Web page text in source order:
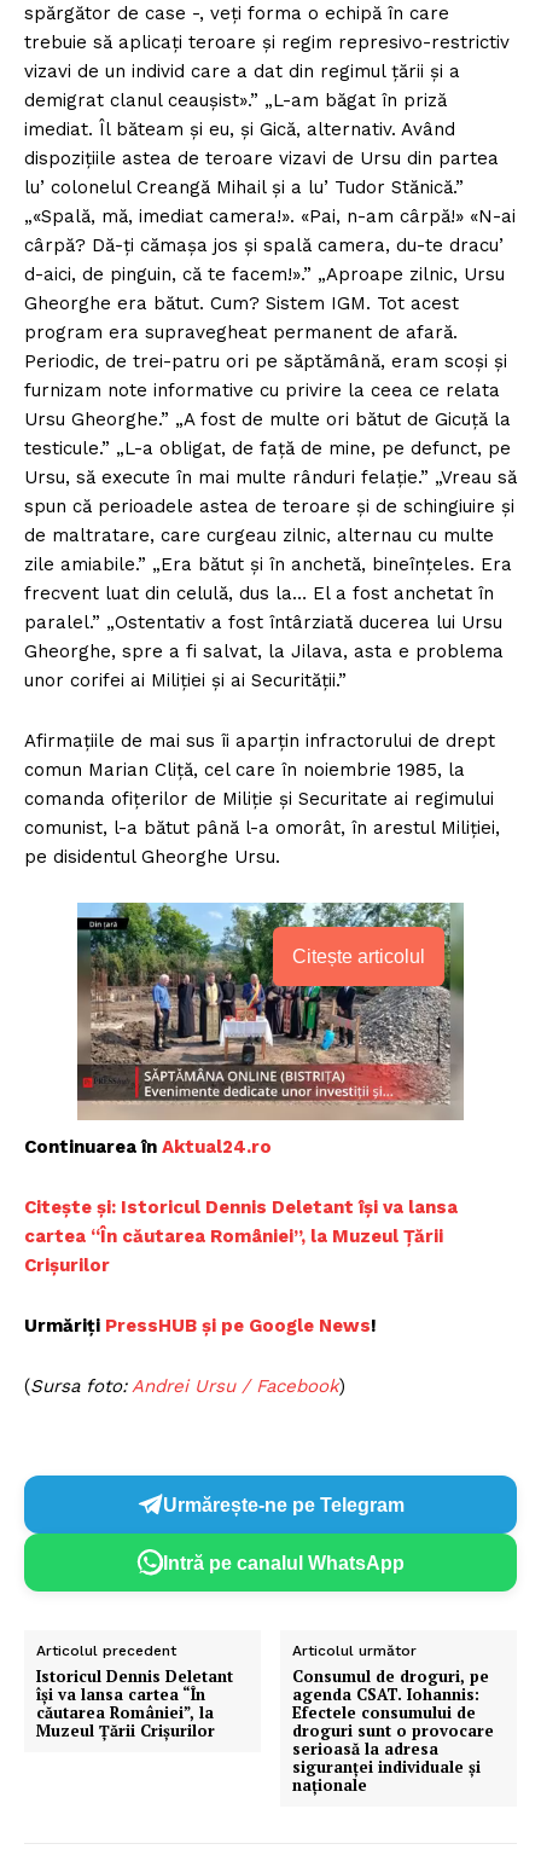
spărgător de case -, veți forma o echipă în care
trebuie să aplicați teroare și regim represivo-restrictiv
vizavi de un individ care a dat din regimul țării și a
demigrat clanul ceaușist».” „L-am băgat în priză
imediat. Îl băteam și eu, și Gică, alternativ. Având
dispozițiile astea de teroare vizavi de Ursu din partea
lu’ colonelul Creangă Mihail și a lu’ Tudor Stănică.”
„«Spală, mă, imediat camera!». «Pai, n-am cârpă!» «N-ai
cârpă? Dă-ți cămașa jos și spală camera, du-te dracu’
d-aici, de pinguin, că te facem!».” „Aproape zilnic, Ursu
Gheorghe era bătut. Cum? Sistem IGM. Tot acest
program era supravegheat permanent de afară.
Periodic, de trei-patru ori pe săptămână, eram scoși și
furnizam note informative cu privire la ceea ce relata
Ursu Gheorghe.” „A fost de multe ori bătut de Gicuță la
testicule.” „L-a obligat, de față de mine, pe defunct, pe
Ursu, să execute în mai multe rânduri felație.” „Vreau să
spun că perioadele astea de teroare și de schingiuire și
de maltratare, care curgeau zilnic, alternau cu multe
zile amiabile.” „Era bătut și în anchetă, bineînțeles. Era
frecvent luat din celulă, dus la… El a fost anchetat în
paralel.” „Ostentativ a fost întârziată ducerea lui Ursu
Gheorghe, spre a fi salvat, la Jilava, asta e problema
unor corifei ai Miliției și ai Securității.”
Afirmațiile de mai sus îi aparțin infractorului de drept
comun Marian Cliță, cel care în noiembrie 1985, la
comanda ofițerilor de Miliție și Securitate ai regimului
comunist, l-a bătut până l-a omorât, în arestul Miliției,
pe disidentul Gheorghe Ursu.
Citește articolul
Continuarea în Aktual24.ro
Citește și: Istoricul Dennis Deletant își va lansa
cartea “În căutarea României”, la Muzeul Ţării
Crişurilor
Urmăriți PressHUB și pe Google News!
(Sursa foto:Andrei Ursu / Facebook)
Urmărește-ne pe Telegram
Intră pe canalul WhatsApp
Articolul precedent
Istoricul Dennis Deletant
își va lansa cartea “În
căutarea României”, la
Muzeul Ţării Crişurilor
Articolul următor
Consumul de droguri, pe
agenda CSAT. Iohannis:
Efectele consumului de
droguri sunt o provocare
serioasă la adresa
siguranței individuale și
naționale